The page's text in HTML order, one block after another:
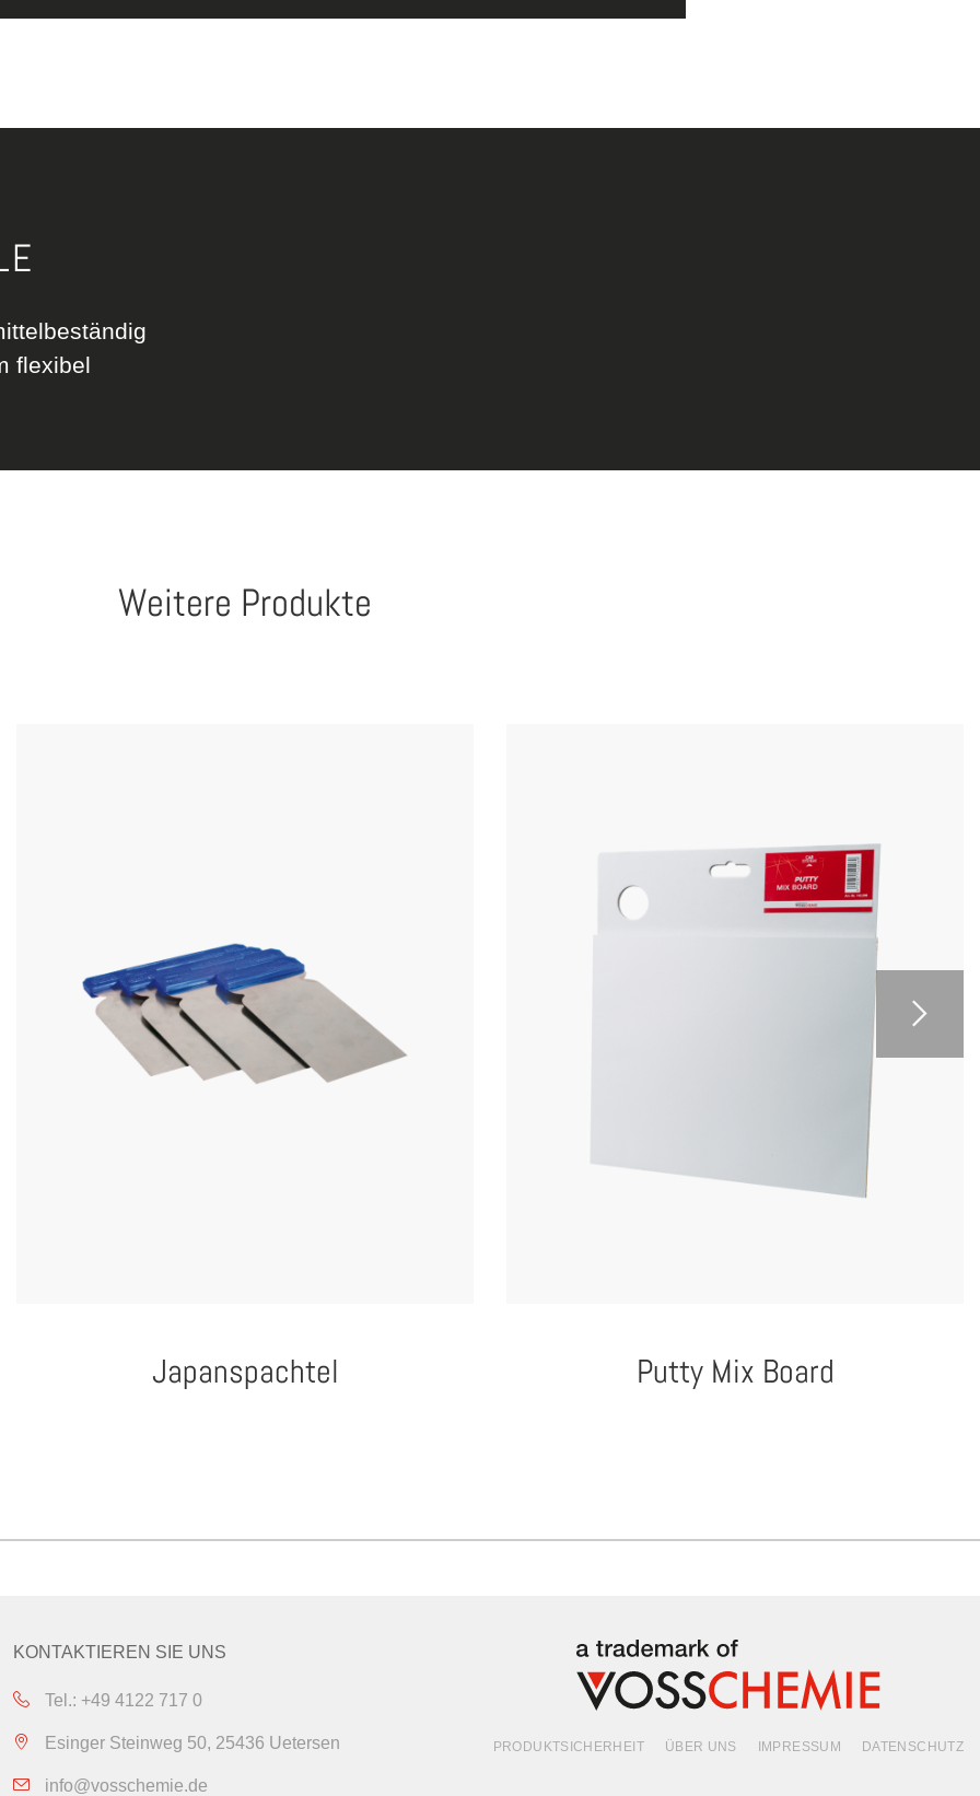
flexibel
Weitere Produkte
Japanspachtel Putty Mix Board
KONTAKTIEREN SIE UNS
Tel.: +49 4122 717 0
Esinger Steinweg 50, 25436 Uetersen
info@vosschemie.de
PRODUKTSICHERHEIT ÜBER UNS IMPRESSUM DATENSCHUTZ